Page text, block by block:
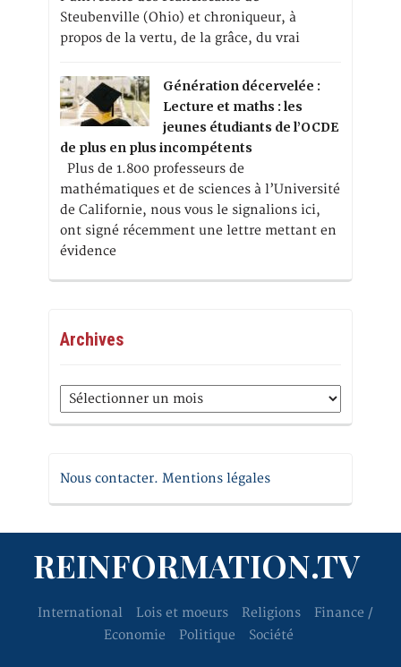
Steubenville (Ohio) et chroniqueur, à
propos de la vertu, de la grâce, du vrai
Génération décervelée :
Lecture et maths : les
jeunes étudiants de l’OCDE
de plus en plus incompétents
Plus de 1.800 professeurs de
mathématiques et de sciences à l’Université
de Californie, nous vous le signalions ici,
ont signé récemment une lettre mettant en
évidence
Archives
Archives
Nous contacter. Mentions légales
REINFORMATION.TV
International Lois et moeurs Religions
Finance /
Economie
Politique Société